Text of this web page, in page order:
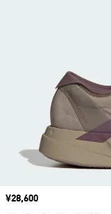
価格
¥28,600